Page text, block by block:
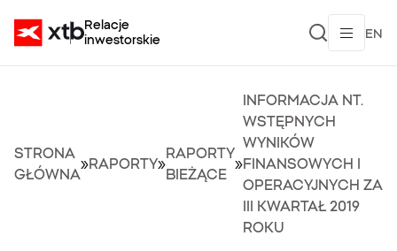
Relacje
inwestorskie
EN
STRONA
GŁÓWNA
»RAPORTY»
RAPORTY
BIEŻĄCE
»
INFORMACJA NT.
WSTĘPNYCH
WYNIKÓW
FINANSOWYCH I
OPERACYJNYCH ZA
III KWARTAŁ 2019
ROKU